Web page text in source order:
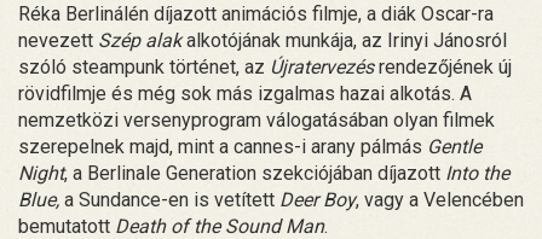
Réka Berlinálén díjazott animációs filmje, a diák Oscar-ra
nevezett Szép alakalkotójának munkája, az Irinyi Jánosról
szóló steampunk történet, az Újratervezésrendezőjének új
rövidfilmje és még sok más izgalmas hazai alkotás. A
nemzetközi versenyprogram válogatásában olyan filmek
szerepelnek majd, mint a cannes-i arany pálmás Gentle
Night, a Berlinale Generation szekciójában díjazott Into the
Blue, a Sundance-en is vetített Deer Boy, vagy a Velencében
bemutatott Death of the Sound Man.